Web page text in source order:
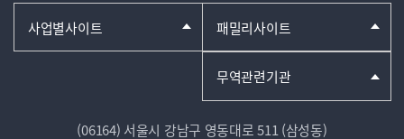
사업별사이트 패밀리사이트
무역관련기관
(06164) 서울시 강남구 영동대로 511 (삼성동)